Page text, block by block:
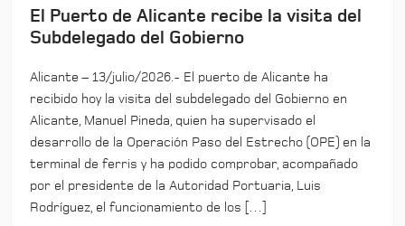
El Puerto de Alicante recibe la visita del
Subdelegado del Gobierno
Alicante – 13/julio/2026.- El puerto de Alicante ha
recibido hoy la visita del subdelegado del Gobierno en
Alicante, Manuel Pineda, quien ha supervisado el
desarrollo de la Operación Paso del Estrecho (OPE) en la
terminal de ferris y ha podido comprobar, acompañado
por el presidente de la Autoridad Portuaria, Luis
Rodríguez, el funcionamiento de los […]